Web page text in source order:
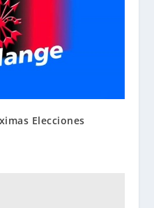
Elecciones